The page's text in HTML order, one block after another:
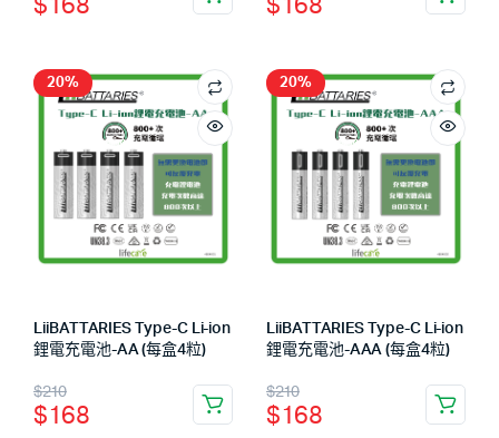
20%
LiiBATTARIES Type-C Li-ion
鋰電充電池-AA (每盒4粒)
$210
$168
20%
LiiBATTARIES Type-C Li-ion
鋰電充電池-AAA (每盒4粒)
$210
$168